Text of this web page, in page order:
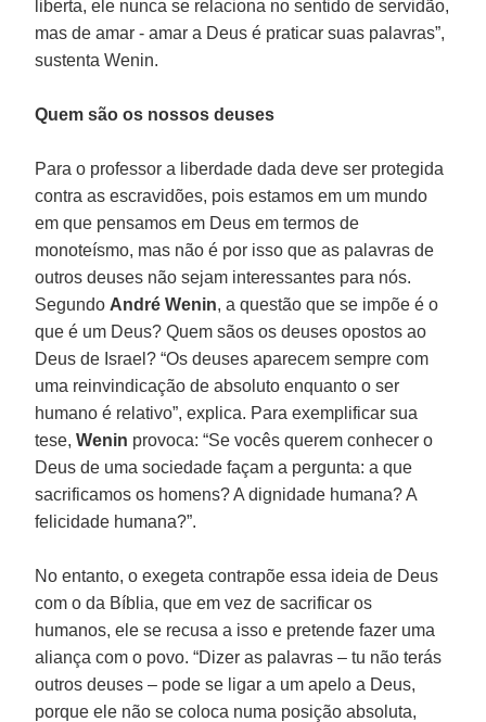
liberta, ele nunca se relaciona no sentido de servidão,
mas de amar - amar a Deus é praticar suas palavras”,
sustenta Wenin.
Quem são os nossos deuses
Para o professor a liberdade dada deve ser protegida
contra as escravidões, pois estamos em um mundo
em que pensamos em Deus em termos de
monoteísmo, mas não é por isso que as palavras de
outros deuses não sejam interessantes para nós.
Segundo André Wenin, a questão que se impõe é o
que é um Deus? Quem sãos os deuses opostos ao
Deus de Israel? “Os deuses aparecem sempre com
uma reinvindicação de absoluto enquanto o ser
humano é relativo”, explica. Para exemplificar sua
tese,Wenin provoca: “Se vocês querem conhecer o
Deus de uma sociedade façam a pergunta: a que
sacrificamos os homens? A dignidade humana? A
felicidade humana?”.
No entanto, o exegeta contrapõe essa ideia de Deus
com o da Bíblia, que em vez de sacrificar os
humanos, ele se recusa a isso e pretende fazer uma
aliança com o povo. “Dizer as palavras – tu não terás
outros deuses – pode se ligar a um apelo a Deus,
porque ele não se coloca numa posição absoluta,